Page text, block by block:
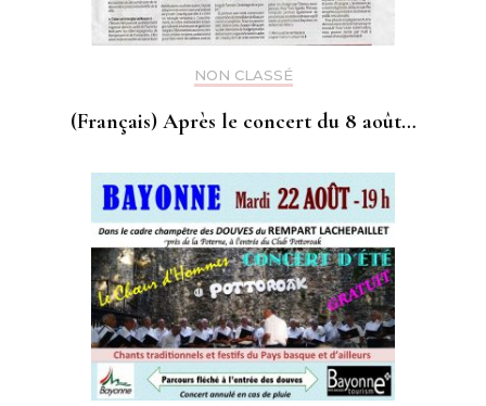
NON CLASSÉ
(Français) Après le concert du 8 août…